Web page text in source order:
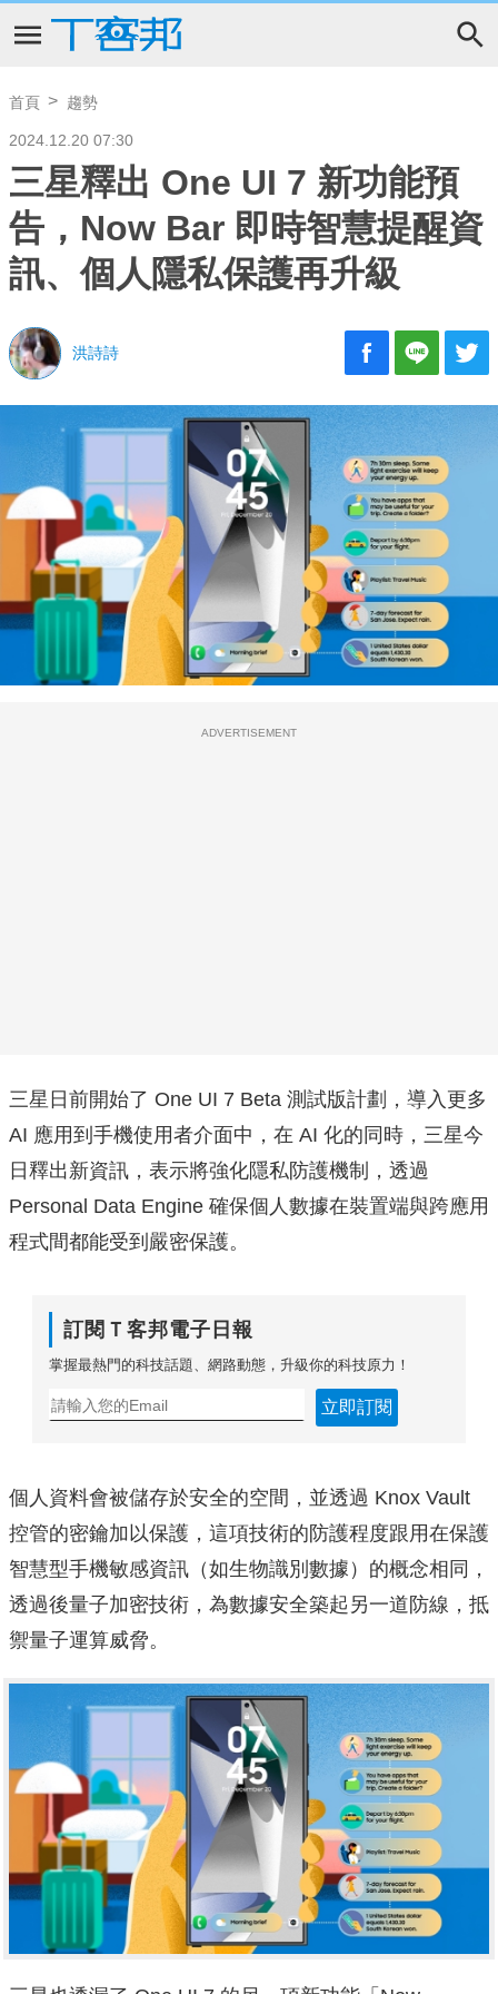
首頁 趨勢
2024.12.20 07:30
三星釋出 One UI 7 新功能預
告，Now Bar 即時智慧提醒資
訊、個人隱私保護再升級
洪詩詩
ADVERTISEMENT
三星日前開始了 One UI 7 Beta 測試版計劃，導入更多
AI 應用到手機使用者介面中，在 AI 化的同時，三星今
日釋出新資訊，表示將強化隱私防護機制，透過
Personal Data Engine 確保個人數據在裝置端與跨應用
程式間都能受到嚴密保護。
訂閱Ｔ客邦電子日報
掌握最熱門的科技話題、網路動態，升級你的科技原力！
立即訂閱
個人資料會被儲存於安全的空間，並透過 Knox Vault
控管的密鑰加以保護，這項技術的防護程度跟用在保護
智慧型手機敏感資訊（如生物識別數據）的概念相同，
透過後量子加密技術，為數據安全築起另一道防線，抵
禦量子運算威脅。